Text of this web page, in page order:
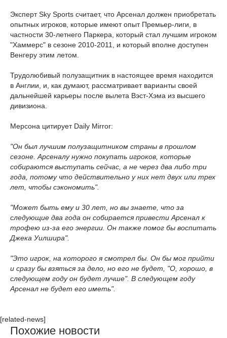
Эксперт Sky Sports считает, что Арсенал должен приобретать
опытных игроков, которые имеют опыт Премьер-лиги, в
частности 30-летнего Паркера, который стал лучшим игроком
"Хаммерс" в сезоне 2010-2011, и который вполне доступен
Венгеру этим летом.
Трудолюбивый полузащитник в настоящее время находится
в Англии, и, как думают, рассматривает варианты своей
дальнейшей карьеры после вылета Вэст-Хэма из высшего
дивизиона.
Мерсона цитирует Daily Mirror:
"Он был лучшим полузащитником страны в прошлом
сезоне. Арсеналу нужно покупать игроков, которые
собираются выступать сейчас, а не через два либо три
года, потому что действительно у них нет двух или трех
лет, чтобы сэкономить".
"Может быть ему и 30 лет, но вы знаете, что за
следующие два года он собирается привести Арсенал к
трофею из-за его энергии. Он также помог бы воспитать
Джека Уилшира".
"Это игрок, на которого я смотрел бы. Он бы мог прийти
и сразу бы взяться за дело, но его не будет, "О, хорошо, в
следующем году он будет лучше". В следующем году
Арсенал не будет его иметь".
[related-news]
Похожие новости